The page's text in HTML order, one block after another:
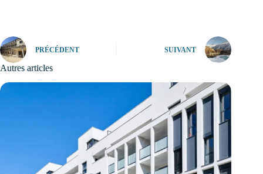
PRÉCÉDENT SUIVANT
Autres articles